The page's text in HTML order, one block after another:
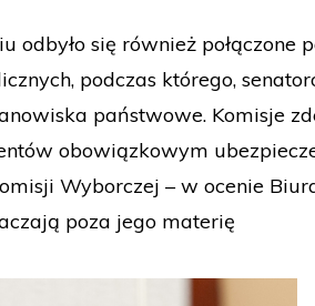
odbyło się również
podczas którego,
państwowe. Komisje
obowiązkowym
Wyborczej – w ocenie
poza jego materię